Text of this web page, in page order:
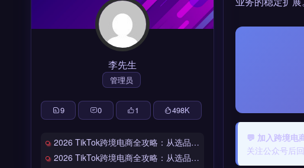
💬 加入跨境电
关注公众号后
李先生
管理员
9 0 1 498K
2026 TikTok跨境电商全攻略：从选品到爆单的完整工具链
2026 TikTok跨境电商全攻略：从选品到爆单的完整工具链